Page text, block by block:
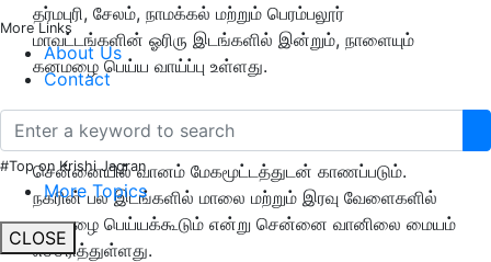
More Links
About Us
Contact
#Top on Krishi Jagran
More Topics
CLOSE
தர்மபுரி, சேலம், நாமக்கல் மற்றும் பெரம்பலூர்
மாவட்டங்களின் ஓரிரு இடங்களில் இன்றும், நாளையும்
கனமழை பெய்ய வாய்ப்பு உள்ளது.
சென்னை வானிலை - Chennai weather
சென்னையில் வானம் மேகமூட்டத்துடன் காணப்படும்.
நகரின் பல இடங்களில் மாலை மற்றும் இரவு வேளைகளில்
கனமழை பெய்யக்கூடும் என்று சென்னை வானிலை மையம்
எச்சரித்துள்ளது.